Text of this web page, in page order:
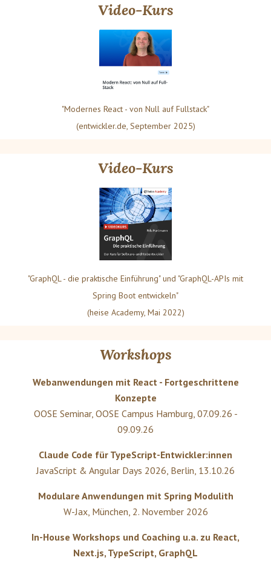
Video-Kurs
"Modernes React - von Null auf Fullstack"
(entwickler.de, September 2025)
Video-Kurs
"GraphQL - die praktische Einführung" und "GraphQL-APIs mit
Spring Boot entwickeln"
(heise Academy, Mai 2022)
Workshops
Webanwendungen mit React - Fortgeschrittene
Konzepte
OOSE Seminar, OOSE Campus Hamburg 07.09.26 -
09.09.26
Claude Code für TypeScript-Entwickler:innen
JavaScript & Angular Days 2026 Berlin 13.10.26
Modulare Anwendungen mit Spring Modulith
W-Jax, München 2. November 2026
In-House Workshops und Coaching u.a. zu React,
Next.js, TypeScript, GraphQL